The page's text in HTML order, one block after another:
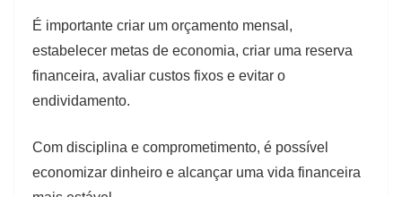
É importante criar um orçamento mensal,
estabelecer metas de economia, criar uma reserva
financeira, avaliar custos fixos e evitar o
endividamento.
Com disciplina e comprometimento, é possível
economizar dinheiro e alcançar uma vida financeira